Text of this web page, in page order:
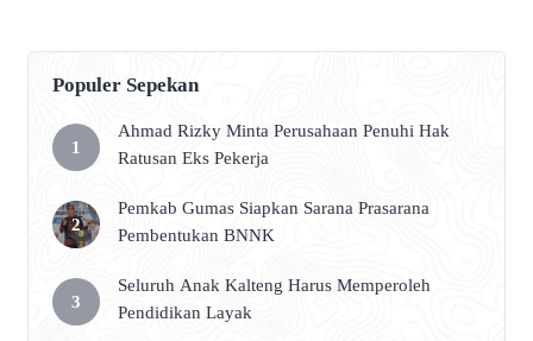
Populer Sepekan
Ahmad Rizky Minta Perusahaan Penuhi Hak
Ratusan Eks Pekerja
Pemkab Gumas Siapkan Sarana Prasarana
Pembentukan BNNK
Seluruh Anak Kalteng Harus Memperoleh
Pendidikan Layak